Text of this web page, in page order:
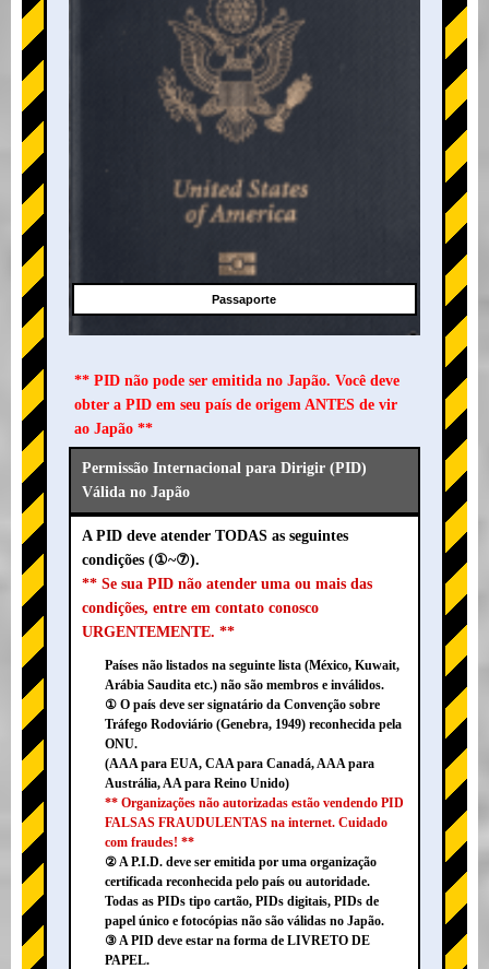
Passaporte
** PID não pode ser emitida no Japão. Você deve
obter a PID em seu país de origem ANTES de vir
ao Japão **
Permissão Internacional para Dirigir (PID)
Válida no Japão
A PID deve atender TODAS as seguintes
condições (①~⑦).
** Se sua PID não atender uma ou mais das
condições, entre em contato conosco
URGENTEMENTE. **
Países não listados na seguinte lista (México, Kuwait,
Arábia Saudita etc.) não são membros e inválidos.
① O país deve ser signatário da Convenção sobre
Tráfego Rodoviário (Genebra, 1949) reconhecida pela
ONU.
(AAA para EUA, CAA para Canadá, AAA para
Austrália, AA para Reino Unido)
** Organizações não autorizadas estão vendendo PID
FALSAS FRAUDULENTAS na internet. Cuidado
com fraudes! **
② A P.I.D. deve ser emitida por uma organização
certificada reconhecida pelo país ou autoridade.
Todas as PIDs tipo cartão, PIDs digitais, PIDs de
papel único e fotocópias não são válidas no Japão.
③ A PID deve estar na forma de LIVRETO DE
PAPEL.